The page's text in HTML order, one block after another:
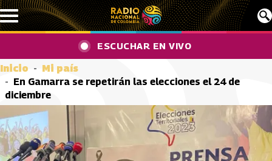
Pasar al contenido principal
ESCUCHAR EN VIVO
Inicio
Mi país
En Gamarra se repetirán las elecciones el 24 de
diciembre